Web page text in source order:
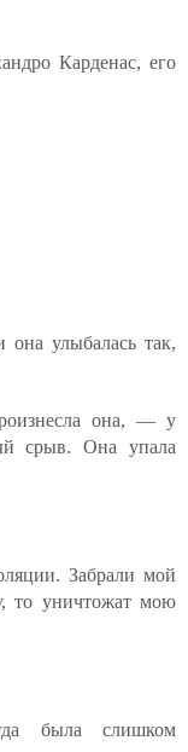
Карденас, его
она улыбалась так,
она, — у
срыв. Она упала
Забрали мой
то уничтожат мою
была слишком